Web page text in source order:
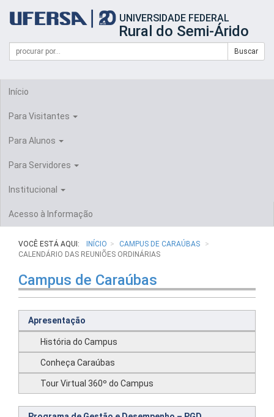
portal
UFERSA
UNIVERSIDADE FEDERAL
Rural do Semi-Árido
Formulário
Busca
Campo
de
Buscar
Início
Para Visitantes
Para Alunos
Para Servidores
Institucional
Acesso à Informação
VOCÊ ESTÁ AQUI: INÍCIO
CAMPUS DE CARAÚBAS
CALENDÁRIO DAS REUNIÕES ORDINÁRIAS
Campus de Caraúbas
Apresentação
História do Campus
Conheça Caraúbas
Tour Virtual 360º do Campus